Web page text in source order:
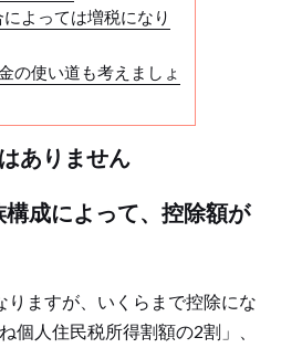
によっては増税になり
の使い道も考えましょ
ありません
構成によって、控除額が
りますが、いくらまで控除にな
個人住民税所得割額の2割」、